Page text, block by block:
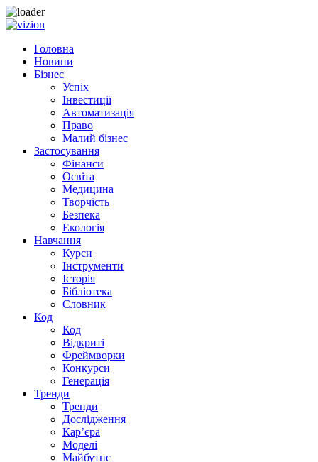
Skip to content
Головна
Новини
Бізнес
Успіх
Інвестиції
Автоматизація
Право
Малий бізнес
Застосування
Фінанси
Освіта
Медицина
Творчість
Безпека
Екологія
Навчання
Курси
Інструменти
Історія
Бібліотека
Словник
Код
Код
Відкриті
Фреймворки
Конкурси
Генерація
Тренди
Тренди
Дослідження
Кар’єра
Моделі
Майбутнє